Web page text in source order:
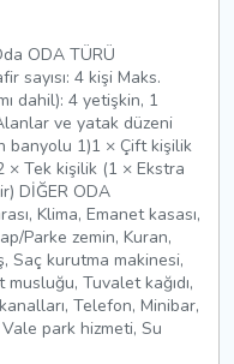
ODA TÜRÜ
sayısı: 4 kişi Maks.
dahil): 4 yetişkin, 1
ve yatak düzeni
banyolu 1)1 × Çift kişilik
× Tek kişilik (1 × Ekstra
DİĞER ODA
Klima, Emanet kasası,
Parke zemin, Kuran,
Saç kurutma makinesi,
Tuvalet kağıdı,
Telefon, Minibar,
park hizmeti, Su